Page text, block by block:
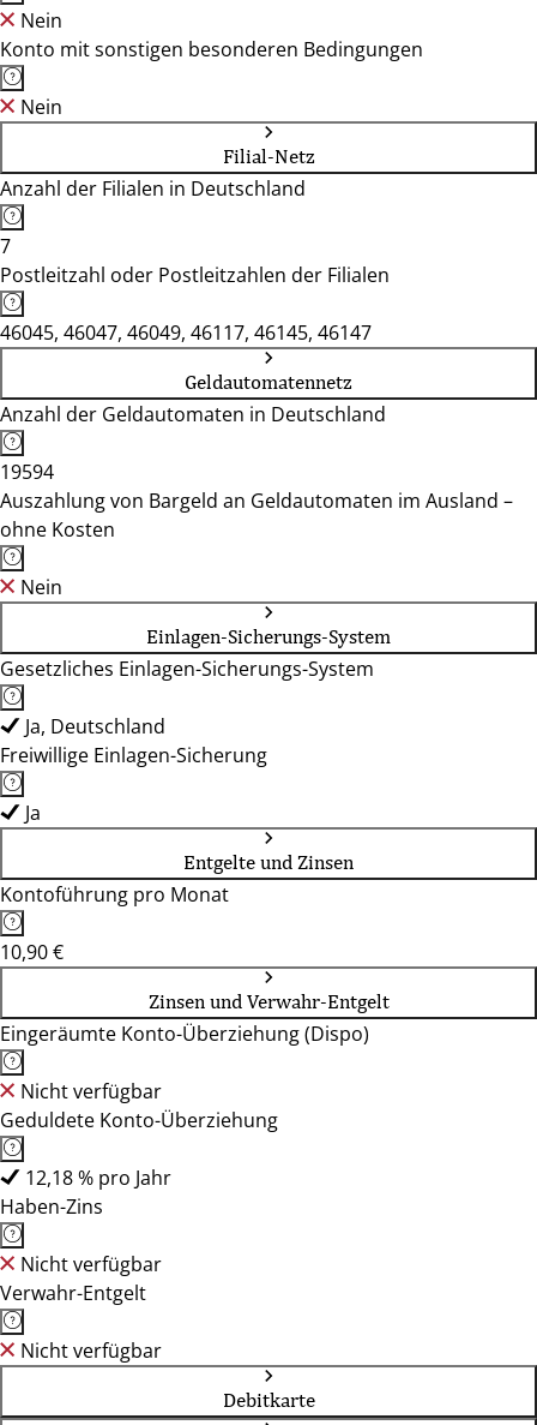
Nein
Konto mit sonstigen besonderen Bedingungen
Nein
Filial-Netz
Anzahl der Filialen in Deutschland
7
Postleitzahl oder Postleitzahlen der Filialen
46045, 46047, 46049, 46117, 46145, 46147
Geldautomatennetz
Anzahl der Geldautomaten in Deutschland
19594
Auszahlung von Bargeld an Geldautomaten im Ausland –
ohne Kosten
Nein
Einlagen-Sicherungs-System
Gesetzliches Einlagen-Sicherungs-System
Ja, Deutschland
Freiwillige Einlagen-Sicherung
Ja
Entgelte und Zinsen
Kontoführung pro Monat
10,90 €
Zinsen und Verwahr-Entgelt
Eingeräumte Konto-Überziehung (Dispo)
Nicht verfügbar
Geduldete Konto-Überziehung
12,18 % pro Jahr
Haben-Zins
Nicht verfügbar
Verwahr-Entgelt
Nicht verfügbar
Debitkarte